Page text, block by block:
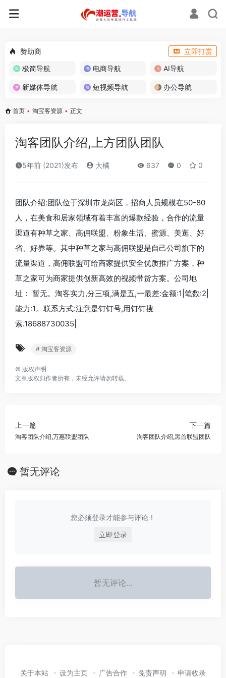
赞助商
立即打赏
极简导航
电商导航 AI导航
新媒体导航 短视频导航 办公导航
首页 • 淘宝客资源 • 正文
淘客团队介绍,上方团队团队
5年前 (2021)发布 大橘 637 0 0
团队介绍:团队位于深圳市龙岗区，招商人员规模在50-80
人，在美食和居家领域有着丰富的爆款经验，合作的流量
渠道有种草之家、高佣联盟、粉象生活、蜜源、美逛、好
省、好券等。其中种草之家与高佣联盟是自己公司旗下的
流量渠道，高佣联盟可给商家提供安全优质推广方案，种
草之家可为商家提供创新高效的视频带货方案。公司地
址： 暂无。淘客实力,分三项,满是五,一最差:金额:1|笔数:2|
能力:1。联系方式:注意是钉钉号,用钉钉搜
索.18688730035|
# 淘宝客资源
© 版权声明
文章版权归作者所有，未经允许请勿转载。
上一篇
淘客团队介绍,万惠联盟团队
下一篇
淘客团队介绍,黑首联盟团队
暂无评论
您必须登录才能参与评论！
立即登录
暂无评论...
关于本站 设为主页 广告合作 免责声明 申请收录